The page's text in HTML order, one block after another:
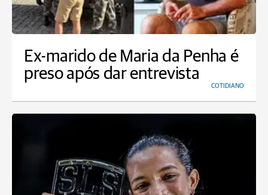
Ex-marido de Maria da Penha é
preso após dar entrevista
COTIDIANO